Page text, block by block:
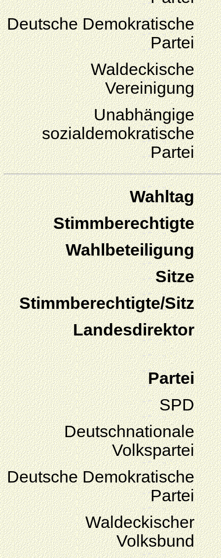
Deutsche Demokratische
Partei
Waldeckische
Vereinigung
Unabhängige
sozialdemokratische
Partei
Wahltag
Stimmberechtigte
Wahlbeteiligung
Sitze
Stimmberechtigte/Sitz
Landesdirektor
Partei
SPD
Deutschnationale
Volkspartei
Deutsche Demokratische
Partei
Waldeckischer
Volksbund